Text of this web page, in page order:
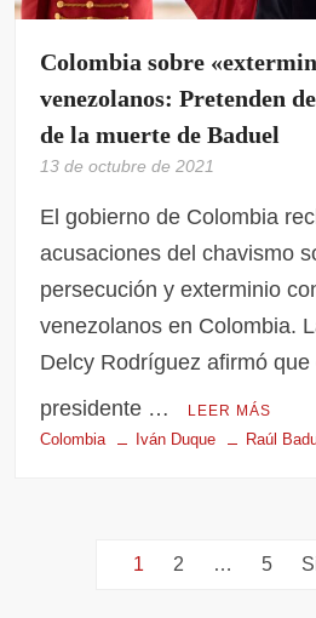
Colombia sobre
venezolanos: Pretenden
de la muerte de Baduel
13 de octubre de 2021
El gobierno de Colombia
acusaciones del chavismo
persecución y exterminio
venezolanos en Colombia.
Delcy Rodríguez afirmó que
presidente …
LEER MÁS
Colombia Iván Duque Raúl
1 2 … 5